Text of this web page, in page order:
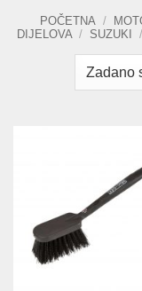
POČETNA /
DIJELOVA / SUZUKI /